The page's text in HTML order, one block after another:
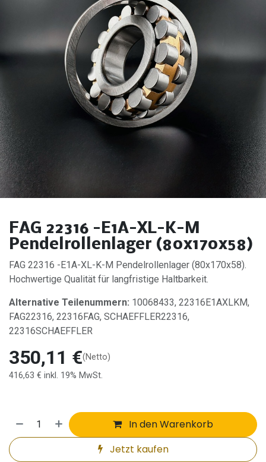
FAG 22316 -E1A-XL-K-M
Pendelrollenlager (80x170x58)
FAG 22316 -E1A-XL-K-M Pendelrollenlager (80x170x58).
Hochwertige Qualität für langfristige Haltbarkeit.
Alternative Teilenummern: 10068433, 22316E1AXLKM,
FAG22316, 22316FAG, SCHAEFFLER22316,
22316SCHAEFFLER
350,11 €(Netto)
416,63 € inkl. 19% MwSt.
In den Warenkorb
Jetzt kaufen